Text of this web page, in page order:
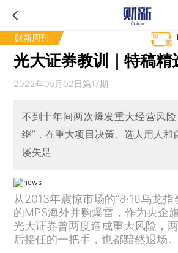
财新周刊
光大证券教训｜特稿精
2022年05月02日第17期
不到十年间两次爆发重大经营风
继”，在重大项目决策、选人用人和
屡失足
从2013年震惊市场的“8·16乌龙
的MPS海外并购爆雷，作为央企
光大证券曾两度造成重大风险，
后接任的一把手，也都黯然退场。